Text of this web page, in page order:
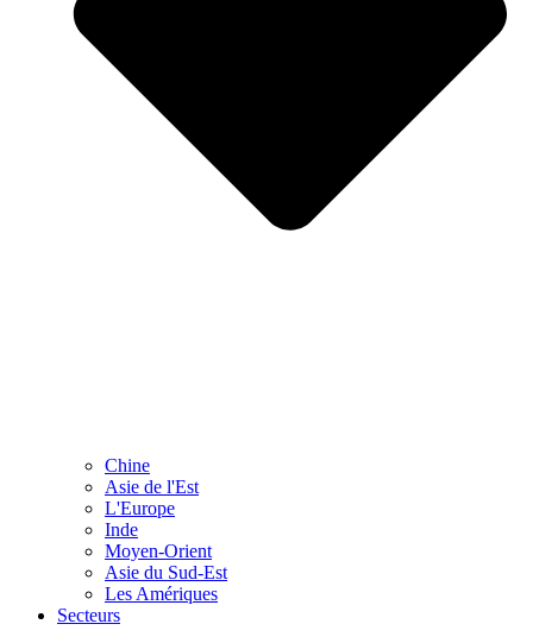
Chine
Asie de l'Est
L'Europe
Inde
Moyen-Orient
Asie du Sud-Est
Les Amériques
Secteurs